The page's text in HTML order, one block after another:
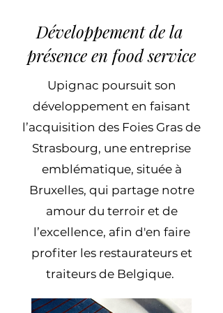
Développement de la
présenceen food service
Upignac poursuit son
développement en faisant
l’acquisition des Foies Gras de
Strasbourg, une entreprise
emblématique, située à
Bruxelles, qui partage notre
amour du terroir et de
l’excellence, afin d'en faire
profiter les restaurateurs et
traiteurs de Belgique.